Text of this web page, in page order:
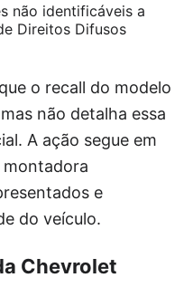
não identificáveis a
Direitos Difusos
o recall do modelo
não detalha essa
A ação segue em
montadora
e
do veículo.
Chevrolet